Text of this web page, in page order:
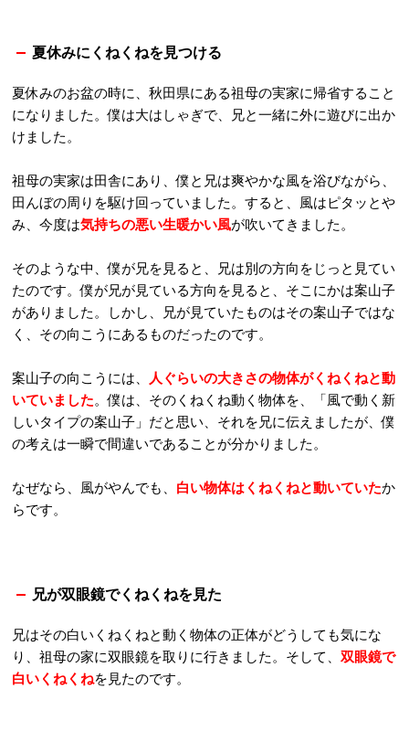
夏休みにくねくねを見つける
夏休みのお盆の時に、秋田県にある祖母の実家に帰省すること
になりました。僕は大はしゃぎで、兄と一緒に外に遊びに出か
けました。
祖母の実家は田舎にあり、僕と兄は爽やかな風を浴びながら、
田んぼの周りを駆け回っていました。すると、風はピタッとや
み、今度は気持ちの悪い生暖かい風が吹いてきました。
そのような中、僕が兄を見ると、兄は別の方向をじっと見てい
たのです。僕が兄が見ている方向を見ると、そこにかは案山子
がありました。しかし、兄が見ていたものはその案山子ではな
く、その向こうにあるものだったのです。
案山子の向こうには、
人ぐらいの大きさの物体がくねくねと動
いていました。僕は、そのくねくね動く物体を、「風で動く新
しいタイプの案山子」だと思い、それを兄に伝えましたが、僕
の考えは一瞬で間違いであることが分かりました。
なぜなら、風がやんでも、 白い物体はくねくねと動いていたか
らです。
兄が双眼鏡でくねくねを見た
兄はその白いくねくねと動く物体の正体がどうしても気にな
り、祖母の家に双眼鏡を取りに行きました。そして、 双眼鏡で
白いくねくねを見たのです。